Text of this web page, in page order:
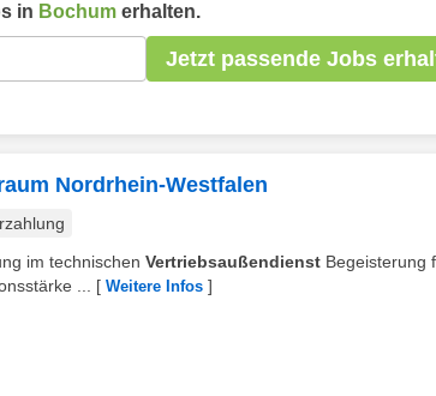
in Bochum erhalten.
Jetzt passende Jobs
Nordrhein-Westfalen
im technischen Vertriebsaußendienst Begeisterung
...
[ Weitere Infos ]